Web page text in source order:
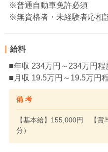
※普通自動車免許必須
※無資格者・未経験者応相
給料
■年収 234万円～234万円程
■月収 19.5万円～19.5万円
備 考
【基本給】155,000円 【賞
分）